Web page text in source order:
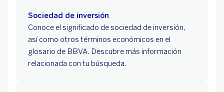
Sociedad de inversión
Conoce el significado de sociedad de inversión,
así como otros términos económicos en el
glosario de BBVA. Descubre más información
relacionada con tu búsqueda.